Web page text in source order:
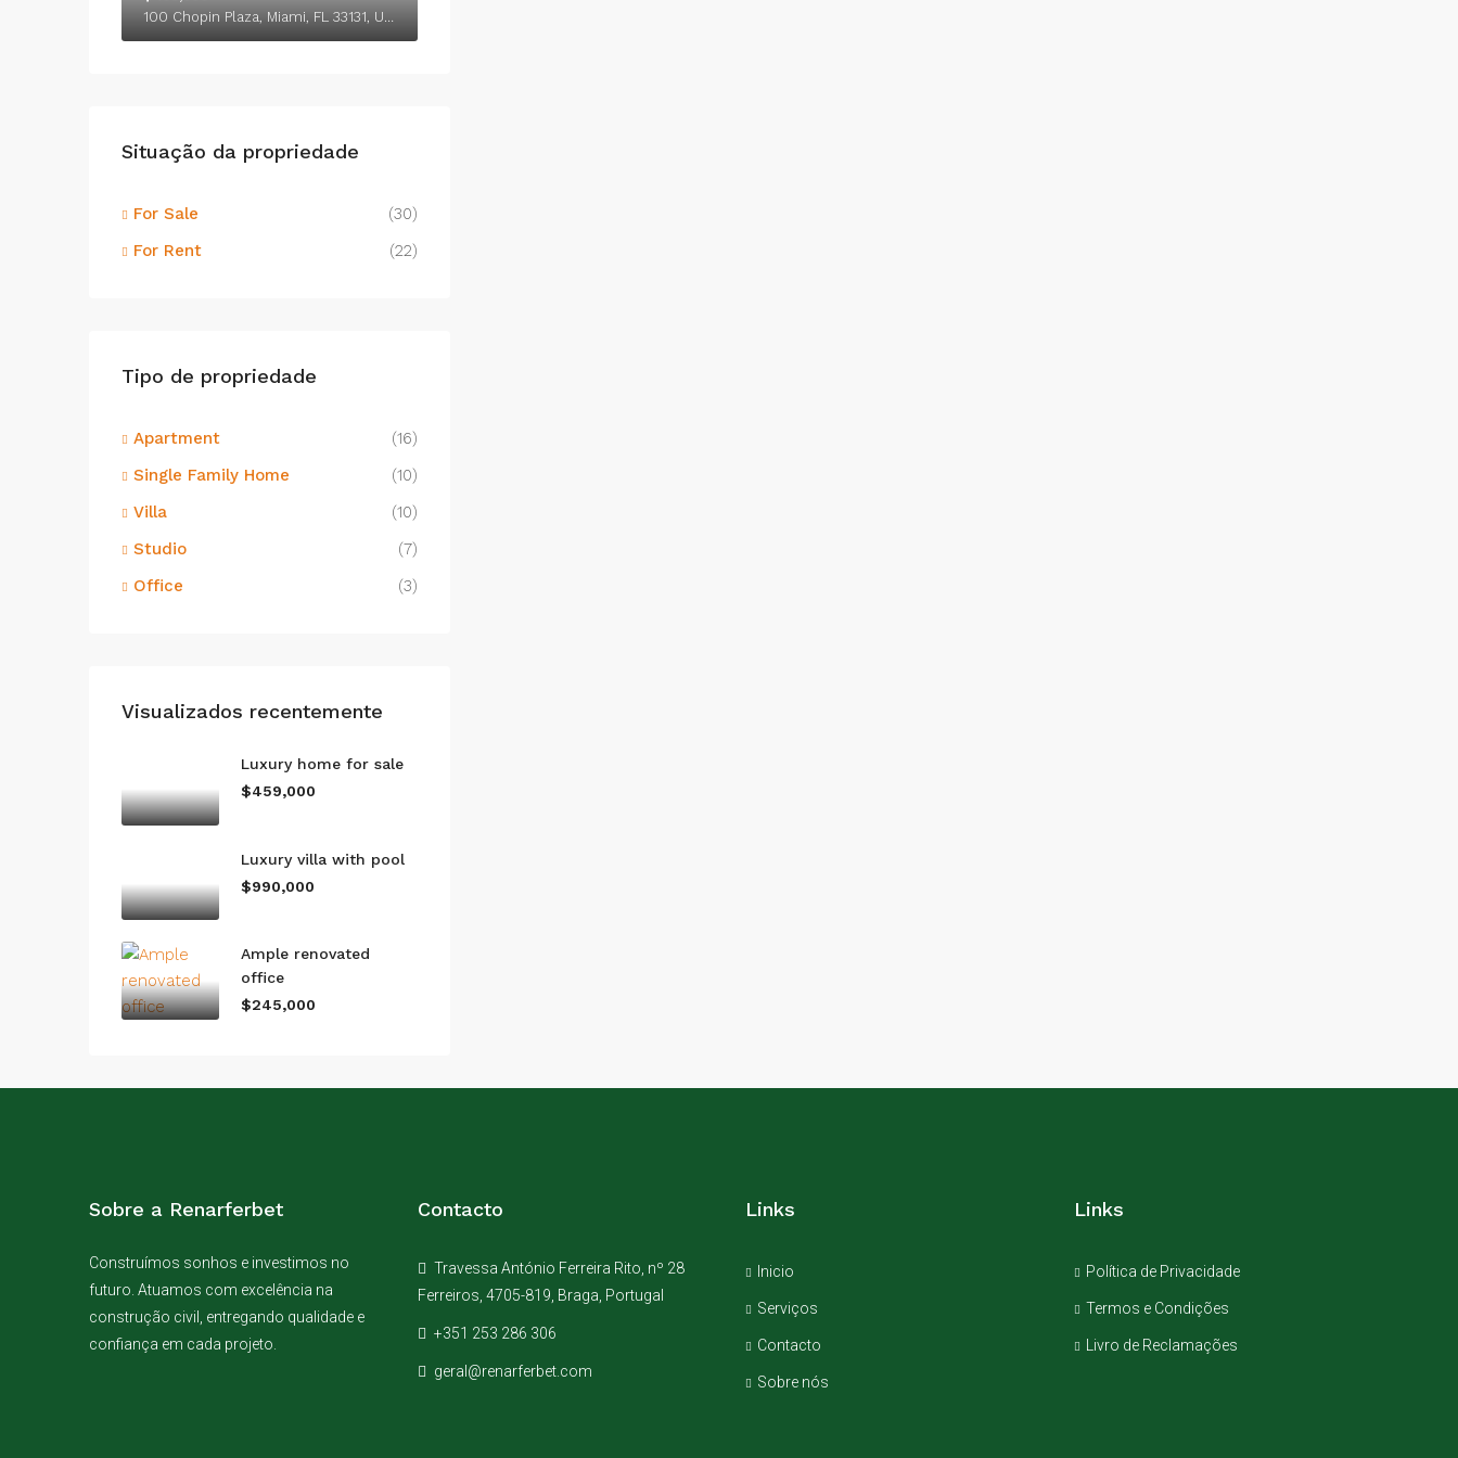
100 Chopin Plaza, Miami, FL 33131, USA
Situação da propriedade
For Sale
(30)
For Rent
(22)
Tipo de propriedade
Apartment
(16)
Single Family Home
(10)
Villa
(10)
Studio
(7)
Office
(3)
Visualizados recentemente
Luxury home for sale
$459,000
Luxury villa with pool
$990,000
Ample renovated
office
$245,000
Sobre a Renarferbet
Construímos sonhos e investimos no
futuro. Atuamos com excelência na
construção civil, entregando qualidade e
confiança em cada projeto.
Contacto
Travessa António Ferreira Rito, nº 28
Ferreiros, 4705-819, Braga, Portugal
+351 253 286 306
geral@renarferbet.com
Links
Inicio
Serviços
Contacto
Sobre nós
Links
Política de Privacidade
Termos e Condições
Livro de Reclamações